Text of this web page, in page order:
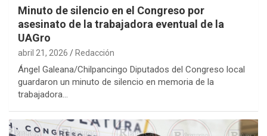
Minuto de silencio en el Congreso por
asesinato de la trabajadora eventual de la
UAGro
abril 21, 2026 Redacción
Ángel Galeana/Chilpancingo Diputados del Congreso local
guardaron un minuto de silencio en memoria de la
trabajadora…